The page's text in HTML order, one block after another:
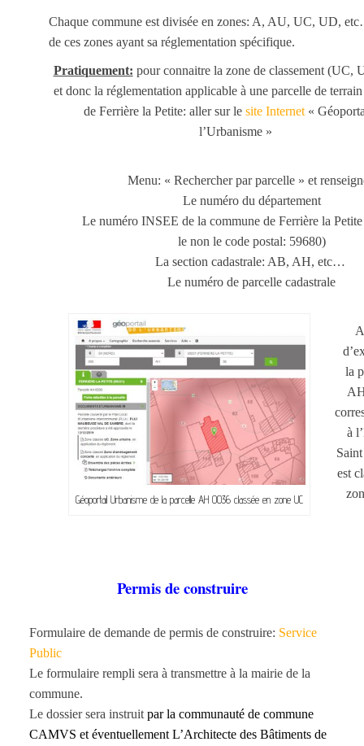
Chaque commune est divisée en zones: A, AU, UC, UD,
de ces zones ayant sa réglementation spécifique.
Pratiquement: pour connaitre la zone de classement
et donc la réglementation applicable à une parcelle de
de Ferrière la Petite: aller sur le site Internet«
l’Urbanisme »
Menu: « Rechercher par parcelle » et
Le numéro du département
Le numéro INSEE de la commune de Ferrière la
le non le code postal: 59680)
La section cadastrale: AB, AH, etc…
Le numéro de parcelle cadastrale
Géoportail Urbanisme de la parcelle AH 0036 classée en zone UC
la
à
est
Permis de construire
Formulaire de demande de permis de construire: Service
Public
Le formulaire rempli sera à transmettre à la mairie de la
commune.
Le dossier sera instruit parla communauté de commune
CAMVS et éventuellement L’Architecte des Bâtiments de